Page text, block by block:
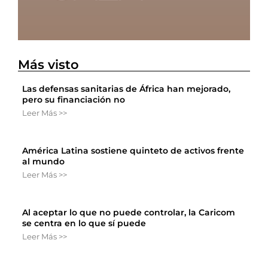
Más visto
Las defensas sanitarias de África han mejorado,
pero su financiación no
Leer Más >>
América Latina sostiene quinteto de activos frente
al mundo
Leer Más >>
Al aceptar lo que no puede controlar, la Caricom
se centra en lo que sí puede
Leer Más >>